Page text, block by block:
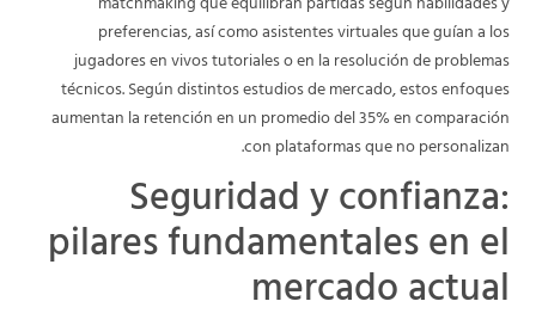
preferencias, así como asistentes virtuales que guían a los
jugadores en vivos tutoriales o en la resolución de problemas
técnicos. Según distintos estudios de mercado, estos enfoques
aumentan la retención en un promedio del 35% en comparación
con plataformas que no personalizan.
Seguridad y confianza:
pilares fundamentales en el
mercado actual